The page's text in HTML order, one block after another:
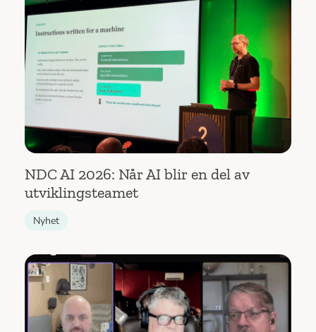
NDC AI 2026: Når AI blir en del av
utviklingsteamet
Nyhet